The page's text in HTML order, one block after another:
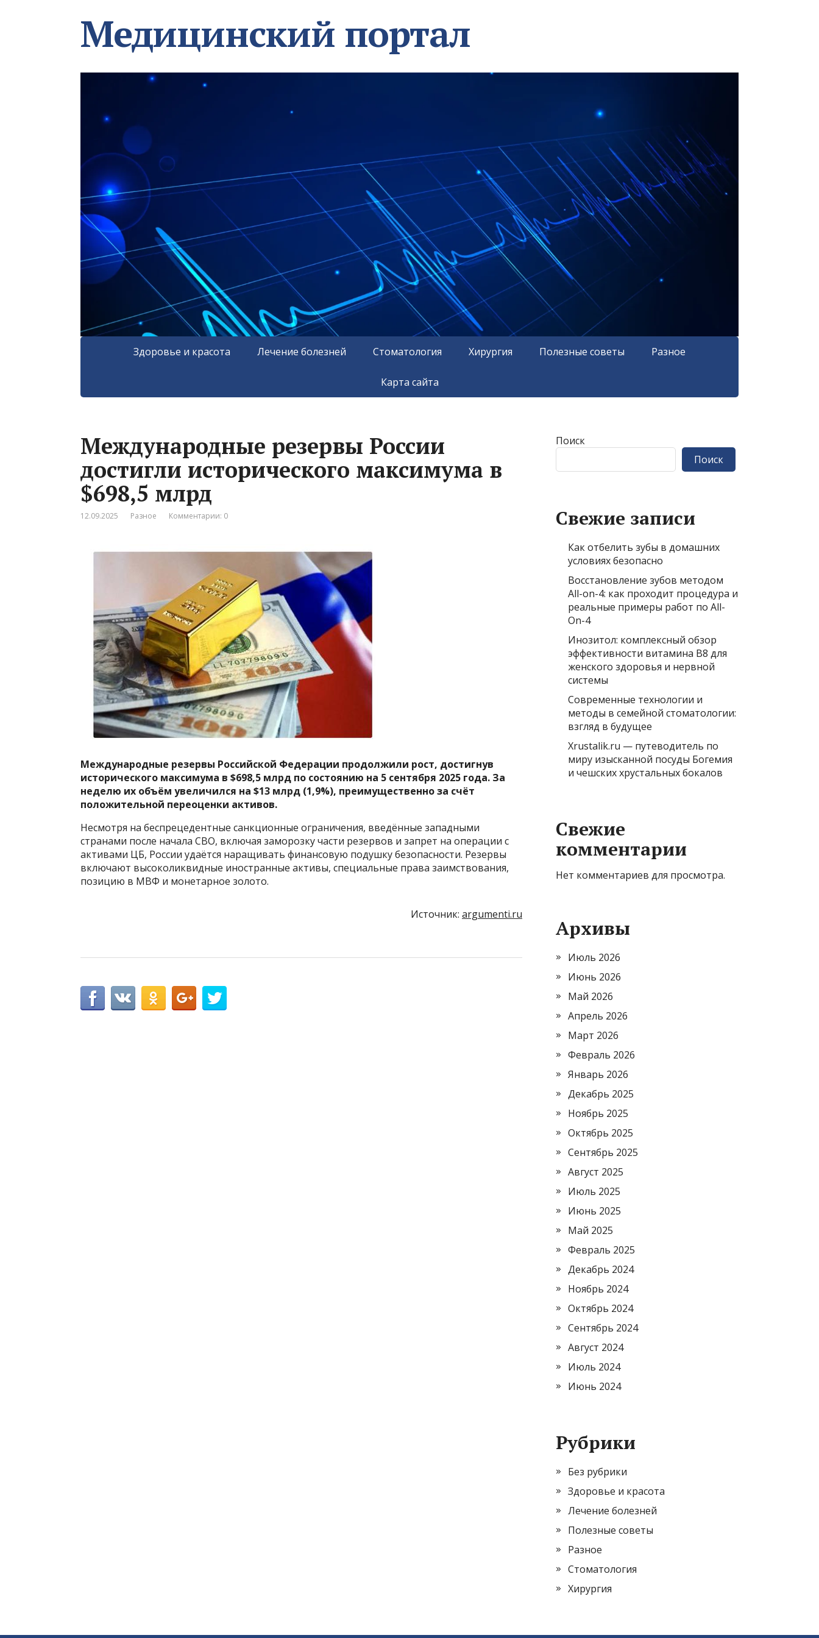
Медицинский портал
Здоровье и красота Лечение болезней Стоматология Хирургия Полезные советы Разное
Карта сайта
Международные резервы России
достигли исторического максимума в
$698,5 млрд
12.09.2025 Разное Комментарии: 0
Международные резервы Российской Федерации продолжили рост, достигнув
исторического максимума в $698,5 млрд по состоянию на 5 сентября 2025 года. За
неделю их объём увеличился на $13 млрд (1,9%), преимущественно за счёт
положительной переоценки активов.
Несмотря на беспрецедентные санкционные ограничения, введённые западными
странами после начала СВО, включая заморозку части резервов и запрет на операции с
активами ЦБ, России удаётся наращивать финансовую подушку безопасности. Резервы
включают высоколиквидные иностранные активы, специальные права заимствования,
позицию в МВФ и монетарное золото.
Источник: argumenti.ru
Поиск
Поиск
Свежие записи
Как отбелить зубы в домашних
условиях безопасно
Восстановление зубов методом
All-on-4: как проходит процедура и
реальные примеры работ по All-
On-4
Инозитол: комплексный обзор
эффективности витамина B8 для
женского здоровья и нервной
системы
Современные технологии и
методы в семейной стоматологии:
взгляд в будущее
Xrustalik.ru — путеводитель по
миру изысканной посуды Богемия
и чешских хрустальных бокалов
Свежие
комментарии
Нет комментариев для просмотра.
Архивы
Июль 2026
Июнь 2026
Май 2026
Апрель 2026
Март 2026
Февраль 2026
Январь 2026
Декабрь 2025
Ноябрь 2025
Октябрь 2025
Сентябрь 2025
Август 2025
Июль 2025
Июнь 2025
Май 2025
Февраль 2025
Декабрь 2024
Ноябрь 2024
Октябрь 2024
Сентябрь 2024
Август 2024
Июль 2024
Июнь 2024
Рубрики
Без рубрики
Здоровье и красота
Лечение болезней
Полезные советы
Разное
Стоматология
Хирургия